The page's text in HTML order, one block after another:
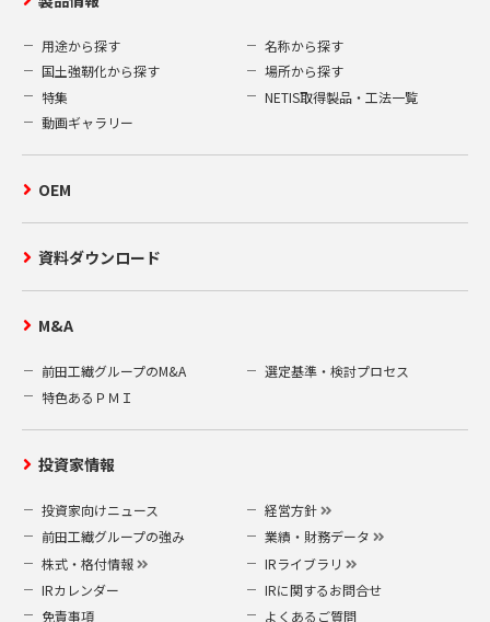
用途から探す
名称から探す
国土強靭化から探す
場所から探す
特集
NETIS取得製品・工法一覧
動画ギャラリー
OEM
資料ダウンロード
M&A
前田工繊グループのM&A
選定基準・検討プロセス
特色あるＰＭＩ
投資家情報
投資家向けニュース
経営方針
前田工繊グループの強み
業績・財務データ
株式・格付情報
IRライブラリ
IRカレンダー
IRに関するお問合せ
免責事項
よくあるご質問